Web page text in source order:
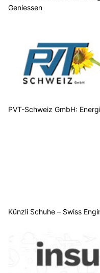
Geniessen
PVT-Schweiz GmbH:
Künzli Schuhe – Swiss